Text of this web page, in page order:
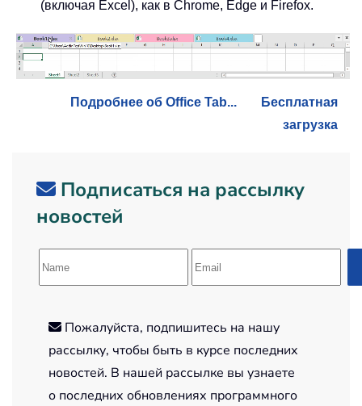
(включая Excel), как в Chrome, Edge и Firefox.
Подробнее об Office Tab...
Бесплатная
загрузка
Подписаться на рассылку
новостей
Пожалуйста, подпишитесь на нашу
рассылку, чтобы быть в курсе последних
новостей. В нашей рассылке вы узнаете
о последних обновлениях программного